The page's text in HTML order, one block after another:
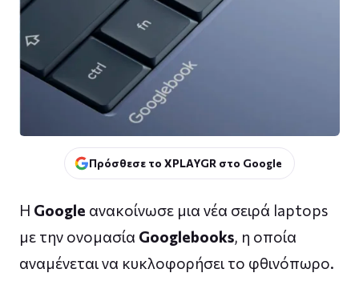
Πρόσθεσε το XPLAYGR στο Google
Η Google ανακοίνωσε μια νέα σειρά laptops
με την ονομασία Googlebooks, η οποία
αναμένεται να κυκλοφορήσει το φθινόπωρο.